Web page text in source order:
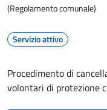
(Regolamento comunale)
Servizio attivo
Procedimento di
volontari di protezione